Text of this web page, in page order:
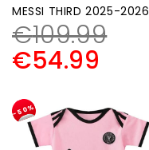
MESSI THIRD 2025-2026
€109.99
€54.99
-50%